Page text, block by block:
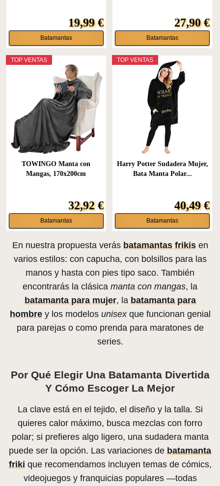
19,99 €
Batamantas
27,90 €
Batamantas
TOP VENTAS
TOWINGO Manta con
Mangas, 170x200cm
32,92 €
Batamantas
TOP VENTAS
Harry Potter Sudadera Mujer,
Bata Manta Polar...
40,49 €
Batamantas
En nuestra propuesta verás batamantas frikisen
varios estilos: con capucha, con bolsillos para las
manos y hasta con pies tipo saco. También
encontrarás la clásica manta con mangas, la
batamanta para mujer, la batamanta para
hombrey los modelos unisexque funcionan genial
para parejas o como prenda para maratones de
series.
Por Qué Elegir Una Batamanta Divertida
Y Cómo Escoger La Mejor
La clave está en el tejido, el diseño y la talla. Si
quieres calor máximo, busca mezclas con forro
polar; si prefieres algo ligero, una sudadera manta
puede ser la opción. Las variaciones de batamanta
friki que recomendamos incluyen temas de cómics,
videojuegos y franquicias populares —todas